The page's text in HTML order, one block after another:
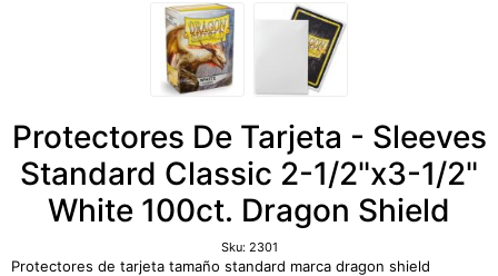
Protectores De Tarjeta - Sleeves
Standard Classic 2-1/2"x3-1/2"
White 100ct. Dragon Shield
Sku: 2301
Protectores de tarjeta tamaño standard marca dragon shield